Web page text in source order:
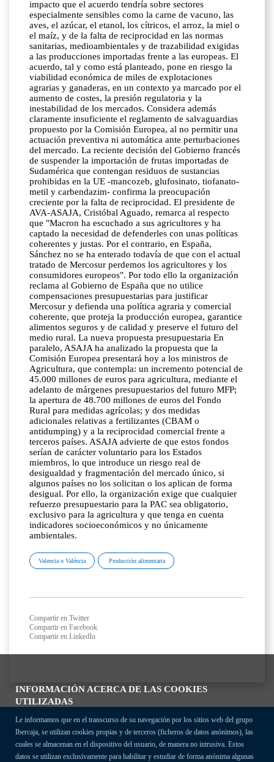
INFORMACIÓN ACERCA DE LAS COOKIES
UTILIZADAS
Le informamos que en el transcurso de su navegación por los sitios web del grupo
Ibercaja, se utilizan cookies propias y de terceros (ficheros de datos anónimos), las
cuales se almacenan en el dispositivo del usuario, de manera no intrusiva. Estos
datos se utilizan exclusivamente para habilitar y estudiar de forma anónima algunas
impacto que el acuerdo tendría sobre sectores
especialmente sensibles como la carne de vacuno, las
aves, el azúcar, el etanol, los cítricos, el arroz, la miel o
el maíz, y de la falta de reciprocidad en las normas
sanitarias, medioambientales y de trazabilidad exigidas
a las producciones importadas frente a las europeas. El
acuerdo, tal y como está planteado, pone en riesgo la
viabilidad económica de miles de explotaciones
agrarias y ganaderas, en un contexto ya marcado por el
aumento de costes, la presión regulatoria y la
inestabilidad de los mercados. Considera además
claramente insuficiente el reglamento de salvaguardias
propuesto por la Comisión Europea, al no permitir una
actuación preventiva ni automática ante perturbaciones
del mercado. La reciente decisión del Gobierno francés
de suspender la importación de frutas importadas de
Sudamérica que contengan residuos de sustancias
prohibidas en la UE -mancozeb, glufosinato, tiofanato-
metil y carbendazim- confirma la preocupación
creciente por la falta de reciprocidad. El presidente de
AVA-ASAJA, Cristóbal Aguado, remarca al respecto
que "Macron ha escuchado a sus agricultores y ha
captado la necesidad de defenderles con unas políticas
coherentes y justas. Por el contrario, en España,
Sánchez no se ha enterado todavía de que con el actual
tratado de Mercosur perdemos los agricultores y los
consumidores europeos". Por todo ello la organización
reclama al Gobierno de España que no utilice
compensaciones presupuestarias para justificar
Mercosur y defienda una política agraria y comercial
coherente, que proteja la producción europea, garantice
alimentos seguros y de calidad y preserve el futuro del
medio rural. La nueva propuesta presupuestaria En
paralelo, ASAJA ha analizado la propuesta que la
Comisión Europea presentará hoy a los ministros de
Agricultura, que contempla: un incremento potencial de
45.000 millones de euros para agricultura, mediante el
adelanto de márgenes presupuestarios del futuro MFP;
la apertura de 48.700 millones de euros del Fondo
Rural para medidas agrícolas; y dos medidas
adicionales relativas a fertilizantes (CBAM o
antidumping) y a la reciprocidad comercial frente a
terceros países. ASAJA advierte de que estos fondos
serían de carácter voluntario para los Estados
miembros, lo que introduce un riesgo real de
desigualdad y fragmentación del mercado único, si
algunos países no los solicitan o los aplican de forma
desigual. Por ello, la organización exige que cualquier
refuerzo presupuestario para la PAC sea obligatorio,
exclusivo para la agricultura y que tenga en cuenta
indicadores socioeconómicos y no únicamente
ambientales.
Valencia o Valéncia Producción alimentaria
Compartir en Twitter
Compartir en Facebook
Compartir en LinkedIn